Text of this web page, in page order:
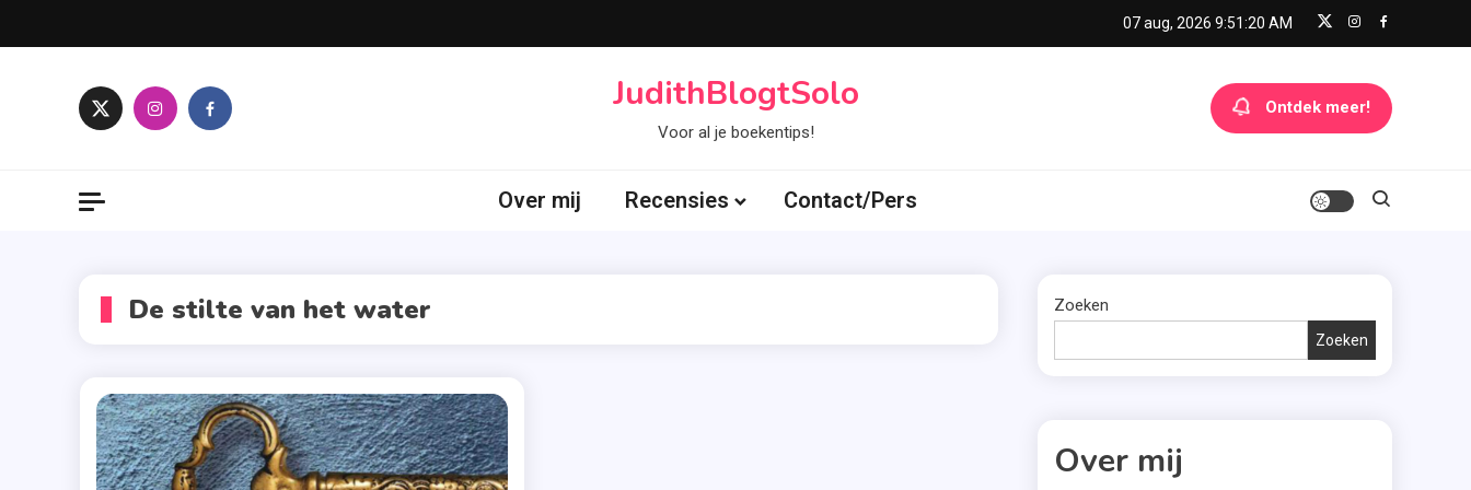
to
07 aug, 2026 9:51:20 AM
JudithBlogtSolo
Voor al je boekentips!
Ontdek meer!
Over mij Recensies Contact/Pers
De stilte van het water Zoeken
Zoeken
Over mij